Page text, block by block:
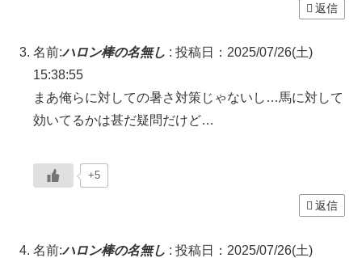
返信
名前:ハロン棒の名無し : 投稿日：2025/07/26(土)
15:38:55
まあ俺らに対しての暑さ対策じゃないし…馬に対して
効いてるかは甚だ疑問だけど…
+5
返信
名前:ハロン棒の名無し : 投稿日：2025/07/26(土)